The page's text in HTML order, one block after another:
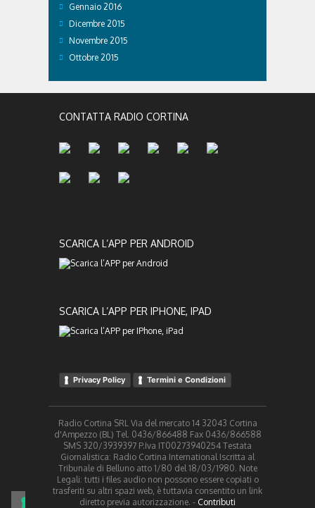
Gennaio 2016
Dicembre 2015
Novembre 2015
Ottobre 2015
CONTATTA RADIO CORTINA
SCARICA L’APP PER ANDROID
SCARICA L’APP PER IPHONE, IPAD
Privacy Policy Termini e Condizioni
Radio Cortina SRL Via del mercato 14 32043 Cortina
d'Ampezzo (BL) Tel. 0436/866488 Fax 0436/866588
SMS 320/3939397 P.Iva IT00273940254 Testata
Giornalistica: Radio Cortina International Iscritta al
Tribunale di Belluno atto 1/80 del 18/03/1980. Note
Legali: tutti i files audio non possono essere copiati o
trasferiti su altri spazi web, è tuttavia consentito un link
diretto previa autorizzazione. - Contributi